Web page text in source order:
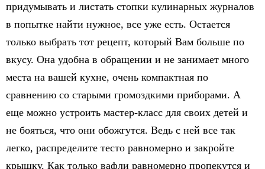
придумывать и листать стопки кулинарных журналов
в попытке найти нужное, все уже есть. Остается
только выбрать тот рецепт, который Вам больше по
вкусу. Она удобна в обращении и не занимает много
места на вашей кухне, очень компактная по
сравнению со старыми громоздкими приборами. А
еще можно устроить мастер-класс для своих детей и
не бояться, что они обожгутся. Ведь с ней все так
легко, распределите тесто равномерно и закройте
крышку. Как только вафли равномерно пропекутся и